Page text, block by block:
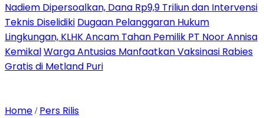
Nadiem Dipersoalkan, Dana Rp9,9 Triliun dan Intervensi
Teknis Diselidiki Dugaan Pelanggaran Hukum
Lingkungan, KLHK Ancam Tahan Pemilik PT Noor Annisa
KemikalWarga Antusias Manfaatkan Vaksinasi Rabies
Gratis di Metland Puri
Home / Pers Rilis